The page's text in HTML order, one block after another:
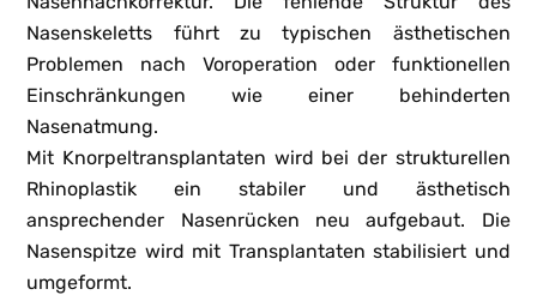
Nasenskeletts führt zutypischen ästhetischen
Problemen nach Voroperation oder funktionellen
Einschränkungen wie einer behinderten
Nasenatmung.
Mit Knorpeltransplantaten wird bei der strukturellen
Rhinoplastik ein stabiler und ästhetisch
ansprechender Nasenrücken neu aufgebaut. Die
Nasenspitze wird mit Transplantaten stabilisiert und
umgeformt.